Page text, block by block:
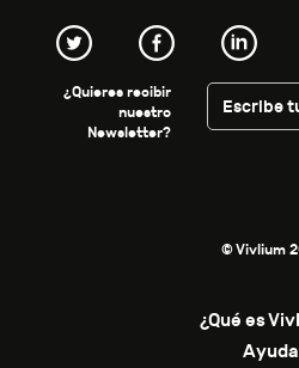
¿Quieres recibir
nuestro
Newsletter?
© Vivlium
¿Qué es
Ayuda